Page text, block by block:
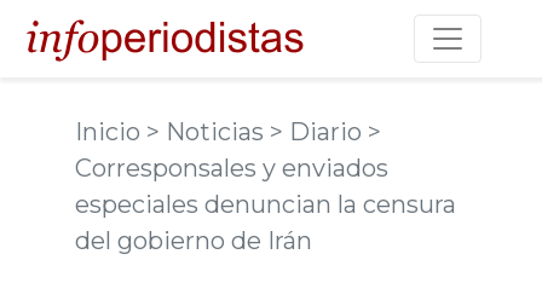
Toggle
Inicio > Noticias > Diario >
Corresponsales y enviados
especiales denuncian la censura
del gobierno de Irán